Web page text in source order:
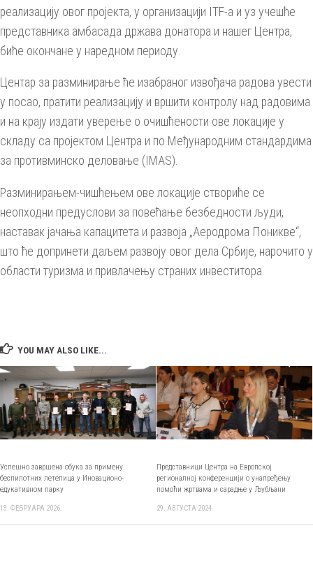
реализацију овог пројекта, у организацији ITF-a и уз учешће
представника амбасада држава донатора и нашег Центра,
биће окончане у наредном периоду.
Центар за разминирање ће изабраног извођача радова увести
у посао, пратити реализацију и вршити контролу над радовима
и на крају издати уверење о очишћености ове локације у
складу са пројектом Центра и по Међународним стандардима
за противминско деловање (IMAS).
Разминирањем-чишћењем ове локације створиће се
неопходни предуслови за повећање безбедности људи,
наставак јачања капацитета и развоја „Аеродрома Поникве“,
што ће допринети даљем развоју овог дела Србије, нарочито у
области туризма и привлачењу страних инвеститора.
YOU MAY ALSO LIKE...
Успешно завршена обука за примену
беспилотних летелица у Иновационо-
едукативном парку
13. ФЕБРУАРА 2026.
Представници Центра на Европској
регионалној конференцији о унапређењу
помоћи жртвама и сарадњe у Љубљани
29. АВГУСТА 2024.